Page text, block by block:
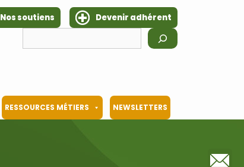
Nos soutiens
Devenir adhérent
RESSOURCES MÉTIERS NEWSLETTERS